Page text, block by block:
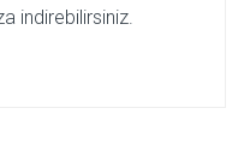
indirebilirsiniz.